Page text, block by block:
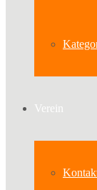
Verein